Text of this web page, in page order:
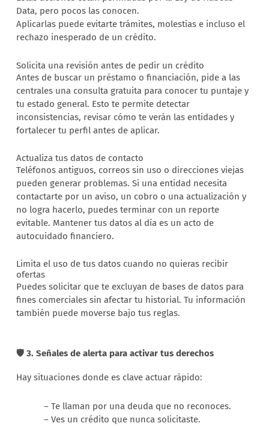
Data, pero pocos las conocen.
Aplicarlas puede evitarte trámites, molestias e incluso el
rechazo inesperado de un crédito.
Solicita una revisión antes de pedir un crédito
Antes de buscar un préstamo o financiación, pide a las
centrales una consulta gratuita para conocer tu puntaje y
tu estado general. Esto te permite detectar
inconsistencias, revisar cómo te verán las entidades y
fortalecer tu perfil antes de aplicar.
Actualiza tus datos de contacto
Teléfonos antiguos, correos sin uso o direcciones viejas
pueden generar problemas. Si una entidad necesita
contactarte por un aviso, un cobro o una actualización y
no logra hacerlo, puedes terminar con un reporte
evitable. Mantener tus datos al día es un acto de
autocuidado financiero.
Limita el uso de tus datos cuando no quieras recibir
ofertas
Puedes solicitar que te excluyan de bases de datos para
fines comerciales sin afectar tu historial. Tu información
también puede moverse bajo tus reglas.
🛡️ 3. Señales de alerta para activar tus derechos
Hay situaciones donde es clave actuar rápido:
– Te llaman por una deuda que no reconoces.
– Ves un crédito que nunca solicitaste.